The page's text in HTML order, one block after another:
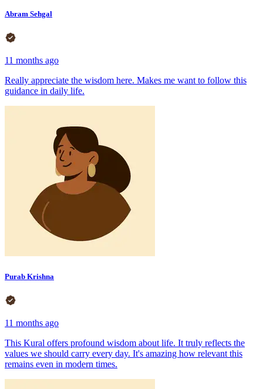
Abram Sehgal
11 months ago
Really appreciate the wisdom here. Makes me want to follow this
guidance in daily life.
Purab Krishna
11 months ago
This Kural offers profound wisdom about life. It truly reflects the
values we should carry every day. It's amazing how relevant this
remains even in modern times.